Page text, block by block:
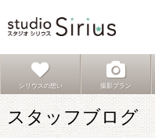
シリウスの想い 撮影プラン
スタッフブログ